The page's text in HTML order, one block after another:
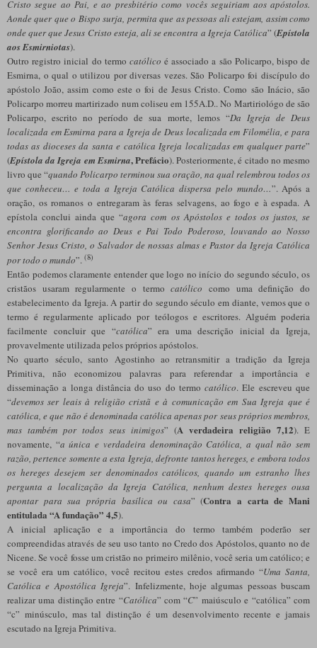
Cristo segue ao Pai, e ao presbitério como vocês seguiriam aos apóstolos.
Aonde quer que o Bispo surja, permita que as pessoas ali estejam, assim como
onde quer que Jesus Cristo esteja, ali se encontra a Igreja Católica” (Epístola
aos Esmirniotas).
Outro registro inicial do termo católico é associado a são Policarpo, bispo de
Esmirna, o qual o utilizou por diversas vezes. São Policarpo foi discípulo do
apóstolo João, assim como este o foi de Jesus Cristo. Como são Inácio, são
Policarpo morreu martirizado num coliseu em 155A.D.. No Martiriológo de são
Policarpo, escrito no período de sua morte, lemos “Da Igreja de Deus
localizada em Esmirna para a Igreja de Deus localizada em Filomélia, e para
todas as dioceses da santa e católica Igreja localizadas em qualquer parte”
(Epístola da Igreja em Esmirna, Prefácio). Posteriormente, é citado no mesmo
livro que “quando Policarpo terminou sua oração, na qual relembrou todos os
que conheceu… e toda a Igreja Católica dispersa pelo mundo…”. Após a
oração, os romanos o entregaram às feras selvagens, ao fogo e à espada. A
epístola conclui ainda que “agora com os Apóstolos e todos os justos, se
encontra glorificando ao Deus e Pai Todo Poderoso, louvando ao Nosso
Senhor Jesus Cristo, o Salvador de nossas almas e Pastor da Igreja Católica
por todo o mundo”. (8)
Então podemos claramente entender que logo no início do segundo século, os
cristãos usaram regularmente o termocatólico como uma definição do
estabelecimento da Igreja. A partir do segundo século em diante, vemos que o
termo é regularmente aplicado por teólogos e escritores. Alguém poderia
facilmente concluir que “católica” era uma descrição inicial da Igreja,
provavelmente utilizada pelos próprios apóstolos.
No quarto século, santo Agostinho ao retransmitir a tradição da Igreja
Primitiva, não economizou palavras para referendar a importância e
disseminação a longa distância do uso do termocatólico. Ele escreveu que
“devemos ser leais à religião cristã e à comunicação em Sua Igreja que é
católica, e que não é denominada católica apenas por seus próprios membros,
mas também por todos seus inimigos” (A verdadeira religião 7,12). E
novamente, “a única e verdadeira denominação Católica, a qual não sem
razão, pertence somente a esta Igreja, defronte tantos hereges, e embora todos
os hereges desejem ser denominados católicos, quando um estranho lhes
pergunta a localização da Igreja Católica, nenhum destes hereges ousa
apontar para sua própria basílica ou casa” (Contra a carta de Mani
entitulada “A fundação” 4,5).
A inicial aplicação e a importância do termo também poderão ser
compreendidas através de seu uso tanto no Credo dos Apóstolos, quanto no de
Nicene. Se você fosse um cristão no primeiro milênio, você seria um católico; e
se você era um católico, você recitou estes credos afirmando “Uma Santa,
Católica e Apostólica Igreja”. Infelizmente, hoje algumas pessoas buscam
realizar uma distinção entre “Católica” com “C” maiúsculo e “católica” com
“c” minúsculo, mas tal distinção é um desenvolvimento recente e jamais
escutado na Igreja Primitiva.